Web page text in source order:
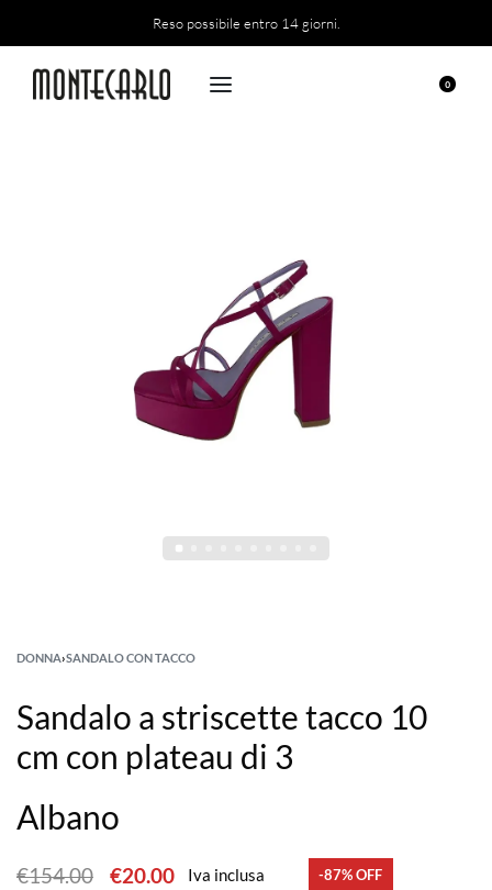
Reso possibile entro 14 giorni.
0
DONNA›SANDALO CON TACCO
Sandalo a striscette tacco 10
cm con plateau di 3
Albano
€154.00 €20.00 Iva inclusa -87% OFF